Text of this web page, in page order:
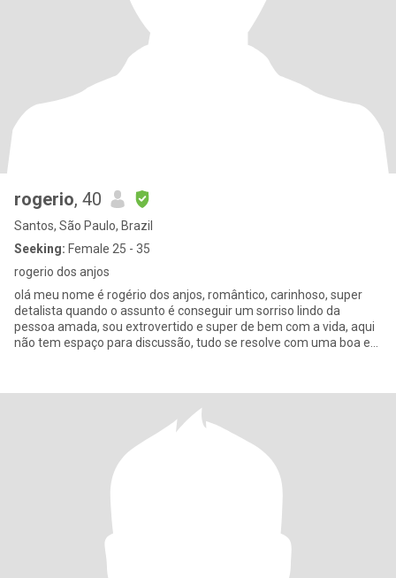
rogerio, 40
Santos, São Paulo, Brazil
Seeking: Female 25 - 35
rogerio dos anjos
olá meu nome é rogério dos anjos, romântico, carinhoso, super
detalista quando o assunto é conseguir um sorriso lindo da
pessoa amada, sou extrovertido e super de bem com a vida, aqui
não tem espaço para discussão, tudo se resolve com uma boa e